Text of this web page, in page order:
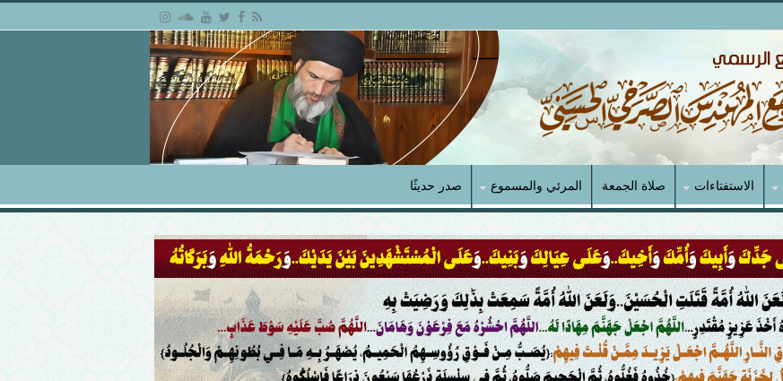
الاستفتاءات صلاة الجمعة المرئي والمسموع صدر حديثًا